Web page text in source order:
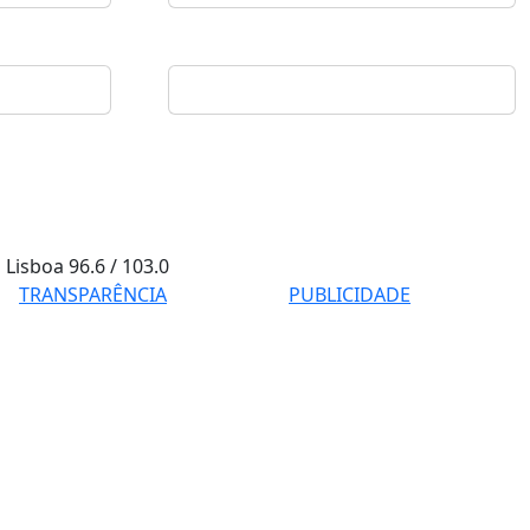
Lisboa96.6 / 103.0
TRANSPARÊNCIA
PUBLICIDADE